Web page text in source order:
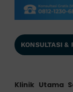
KONSULTASI &
Klinik Utama